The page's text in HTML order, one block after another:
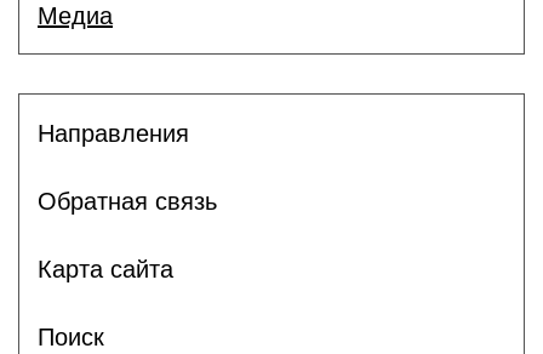
Медиа
Направления
Обратная связь
Карта сайта
Поиск